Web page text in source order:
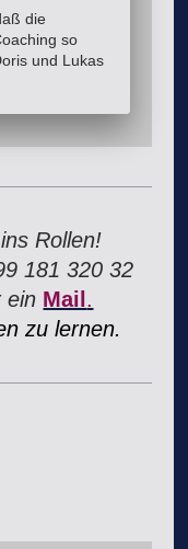
die
so
und Lukas
Rollen!
181 320 32
ein Mail .
zu lernen.